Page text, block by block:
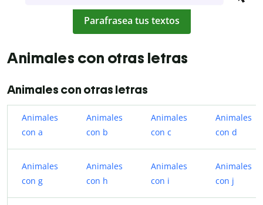
Parafrasea tus textos
Animales con otras letras
Animales con otras letras
Animales
con a
Animales
con b
Animales
con c
Animales
con d
Animales
con g
Animales
con h
Animales
con i
Animales
con j